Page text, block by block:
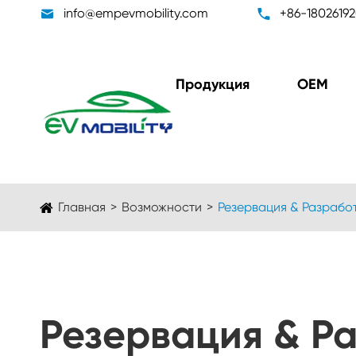
 info@empevmobility.com  +86-
Продукция ОЕМ
Главная Возможности Резервация &
Резервация &